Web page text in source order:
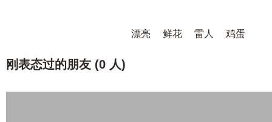
漂亮 鲜花 雷人 鸡蛋
刚表态过的朋友 (0 人)